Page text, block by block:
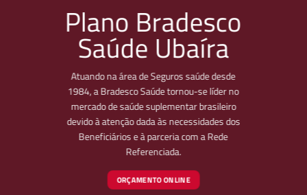
Plano Bradesco
Saúde Ubaíra
Atuando na área de Seguros saúde desde
1984, a Bradesco Saúde tornou-se líder no
mercado de saúde suplementar brasileiro
devido à atenção dada às necessidades dos
Beneficiários e à parceria com a Rede
Referenciada.
ORÇAMENTO ONLINE